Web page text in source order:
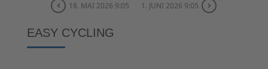
18. MAI 2026 9:05 1. JUNI 2026 9:05
EASY CYCLING